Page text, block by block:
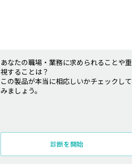
あなたの職場・業務に求められることや重
視することは？
この製品が本当に相応しいかチェックして
みましょう。
診断を開始